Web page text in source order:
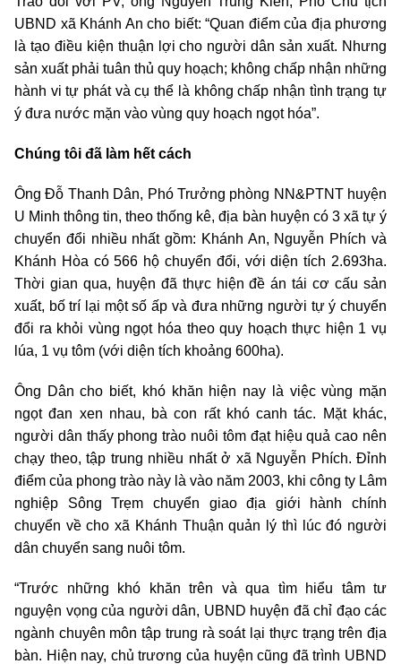
UBND xã Khánh An cho biết: “Quan điểm của địa phương
là tạo điều kiện thuận lợi cho người dân sản xuất. Nhưng
sản xuất phải tuân thủ quy hoạch; không chấp nhận những
hành vi tự phát và cụ thể là không chấp nhận tình trạng tự
ý đưa nước mặn vào vùng quy hoạch ngọt hóa”.
Chúng tôi đã làm hết cách
Ông Đỗ Thanh Dân, Phó Trưởng phòng NN&PTNT huyện
U Minh thông tin, theo thống kê, địa bàn huyện có 3 xã tự ý
chuyển đổi nhiều nhất gồm: Khánh An, Nguyễn Phích và
Khánh Hòa có 566 hộ chuyển đổi, với diện tích 2.693ha.
Thời gian qua, huyện đã thực hiện đề án tái cơ cấu sản
xuất, bố trí lại một số ấp và đưa những người tự ý chuyển
đổi ra khỏi vùng ngọt hóa theo quy hoạch thực hiện 1 vụ
lúa, 1 vụ tôm (với diện tích khoảng 600ha).
Ông Dân cho biết, khó khăn hiện nay là việc vùng mặn
ngọt đan xen nhau, bà con rất khó canh tác. Mặt khác,
người dân thấy phong trào nuôi tôm đạt hiệu quả cao nên
chạy theo, tập trung nhiều nhất ở xã Nguyễn Phích. Đỉnh
điểm của phong trào này là vào năm 2003, khi công ty Lâm
nghiệp Sông Trẹm chuyển giao địa giới hành chính
chuyển về cho xã Khánh Thuận quản lý thì lúc đó người
dân chuyển sang nuôi tôm.
“Trước những khó khăn trên và qua tìm hiểu tâm tư
nguyện vọng của người dân, UBND huyện đã chỉ đạo các
ngành chuyên môn tập trung rà soát lại thực trạng trên địa
bàn. Hiện nay, chủ trương của huyện cũng đã trình UBND